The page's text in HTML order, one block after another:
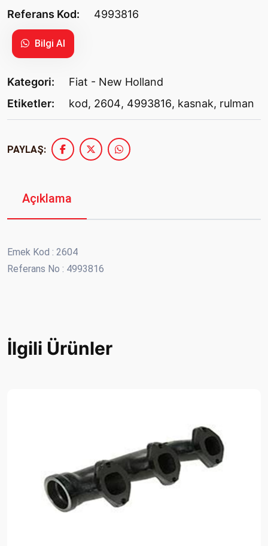
Referans Kod:
4993816
Bilgi Al
Kategori:
Fiat - New Holland
Etiketler:
kod, 2604, 4993816, kasnak, rulman
PAYLAŞ:
Açıklama
Emek Kod : 2604
Referans No : 4993816
İlgili Ürünler